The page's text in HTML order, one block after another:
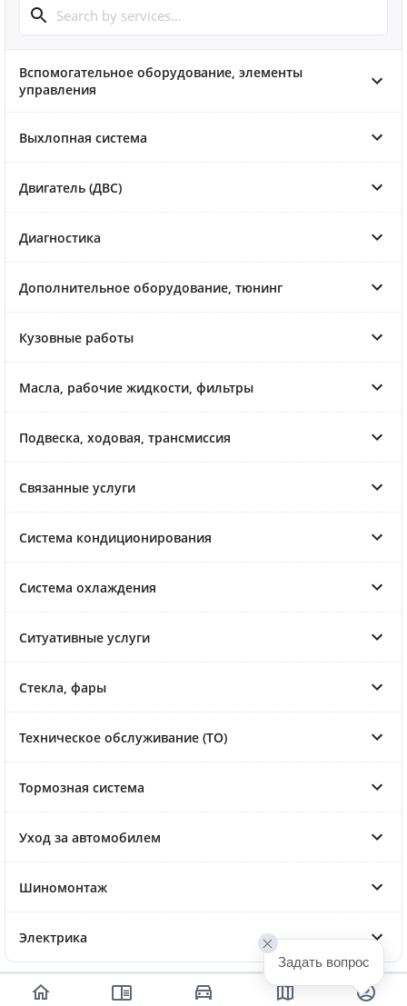
Вспомогательное оборудование, элементы
управления
Выхлопная система
Двигатель (ДВС)
Диагностика
Дополнительное оборудование, тюнинг
Кузовные работы
Масла, рабочие жидкости, фильтры
Подвеска, ходовая, трансмиссия
Связанные услуги
Система кондиционирования
Система охлаждения
Ситуативные услуги
Стекла, фары
Техническое обслуживание (ТО)
Тормозная система
Уход за автомобилем
Шиномонтаж
Электрика
Задать вопрос